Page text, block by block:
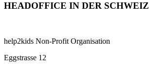
HEADOFFICE IN DER SCHWEIZ
help2kids Non-Profit Organisation
Eggstrasse 12